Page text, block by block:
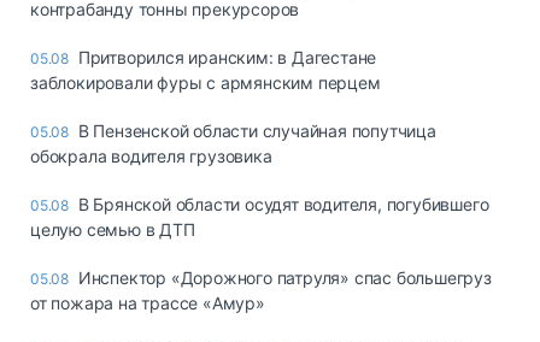
контрабанду тонны прекурсоров
05.08 Притворился иранским: в Дагестане
заблокировали фуры с армянским перцем
05.08 В Пензенской области случайная попутчица
обокрала водителя грузовика
05.08 В Брянской области осудят водителя, погубившего
целую семью в ДТП
05.08 Инспектор «Дорожного патруля» спас большегруз
от пожара на трассе «Амур»